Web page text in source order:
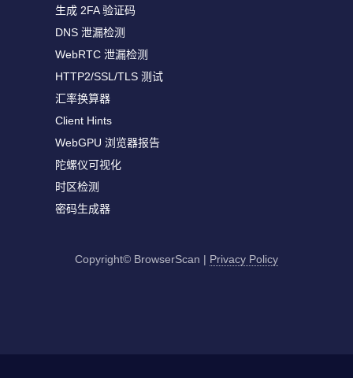
生成 2FA 验证码
DNS 泄漏检测
WebRTC 泄漏检测
HTTP2/SSL/TLS 测试
汇率换算器
Client Hints
WebGPU 浏览器报告
陀螺仪可视化
时区检测
密码生成器
Copyright© BrowserScan | Privacy Policy